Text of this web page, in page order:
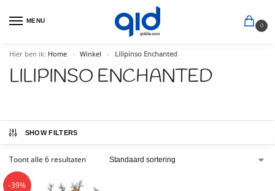
MENU
0
Hier ben ik: Home » Winkel » Lilipinso Enchanted
LILIPINSO ENCHANTED
SHOW FILTERS
Toont alle 6 resultaten
-39%